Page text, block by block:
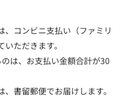
コンビニ支払い（ファミリ
ただきます。
は、お支払い金額合計が30
書留郵便でお届けします。